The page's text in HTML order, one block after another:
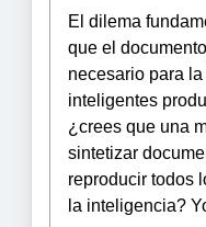
El dilema
que el
necesario para
inteligentes
¿crees que una
sintetizar
reproducir todos
la inteligencia?